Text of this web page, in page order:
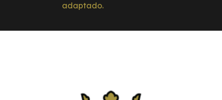
adaptado.